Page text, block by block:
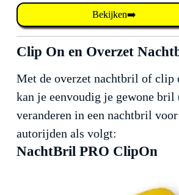
Bekijken➡️
Clip On en Overzet
Met de overzet nachtbril of clip
kan je eenvoudig je gewone
veranderen in een nachtbril
autorijden als volgt:
NachtBril PRO ClipOn